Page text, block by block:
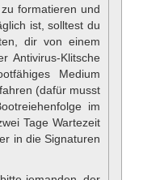
formatieren und
ist, solltest du
dir von einem
Antivirus-Klitsche
Medium
(dafür musst
im
Tage Wartezeit
in die Signaturen